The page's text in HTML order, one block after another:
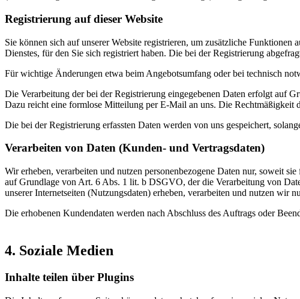
Registrierung auf dieser Website
Sie können sich auf unserer Website registrieren, um zusätzliche
Dienstes, für den Sie sich registriert haben. Die bei der Registrierung
Für wichtige Änderungen etwa beim Angebotsumfang oder bei technisch
Die Verarbeitung der bei der Registrierung eingegebenen Daten erfolgt
Dazu reicht eine formlose Mitteilung per E-Mail an uns. Die
Die bei der Registrierung erfassten Daten werden von uns gespeichert,
Verarbeiten von Daten (Kunden- und Vertragsdaten)
Wir erheben, verarbeiten und nutzen personenbezogene Daten nur, soweit
auf Grundlage von Art. 6 Abs. 1 lit. b DSGVO, der die Verarbeitung von
unserer Internetseiten (Nutzungsdaten) erheben, verarbeiten und nutzen wir
Die erhobenen Kundendaten werden nach Abschluss des Auftrags oder
4. Soziale Medien
Inhalte teilen über Plugins